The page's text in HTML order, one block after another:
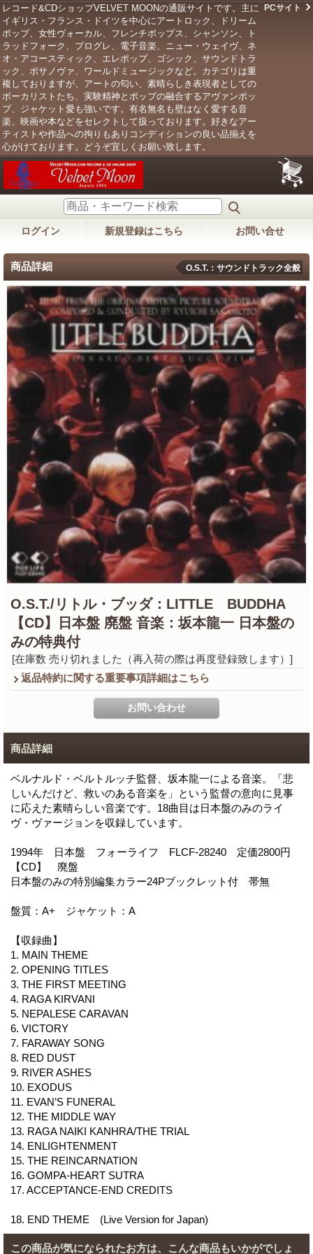
レコード&CDショップVELVET MOONの通販サイトです。主に
イギリス・フランス・ドイツを中心にアートロック、ドリーム
ポップ、女性ヴォーカル、フレンチポップス、シャンソン、ト
ラッドフォーク、プログレ、電子音楽、ニュー・ウェイヴ、ネ
オ・アコースティック、エレポップ、ゴシック、サウンドトラ
ック、ボサノヴァ、ワールドミュージックなど。カテゴリは重
複しておりますが、アートの匂い、素晴らしき表現者としての
ボーカリストたち、実験精神とポップの融合するアヴァンポッ
プ、ジャケット愛も強いです。有名無名も壁はなく愛する音
楽、映画や本などをセレクトして扱っております。好きなアー
ティストや作品への拘りもありコンディションの良い品揃えを
心がけております。どうぞ宜しくお願い致します。
PCサイト
ログイン 新規登録はこちら お問い合せ
商品詳細 O.S.T.：サウンドトラック全般
O.S.T./リトル・ブッダ：LITTLE BUDDHA
【CD】日本盤 廃盤 音楽：坂本龍一 日本盤の
みの特典付
[在庫数 売り切れました（再入荷の際は再度登録致します）]
返品特約に関する重要事項詳細はこちら
商品詳細
ベルナルド・ベルトルッチ監督、坂本龍一による音楽。「悲
しいんだけど、救いのある音楽を」という監督の意向に見事
に応えた素晴らしい音楽です。18曲目は日本盤のみのライ
ヴ・ヴァージョンを収録しています。
1994年 日本盤 フォーライフ FLCF-28240 定価2800円
【CD】 廃盤
日本盤のみの特別編集カラー24Pブックレット付 帯無
盤質：A+ ジャケット：A
【収録曲】
1. MAIN THEME
2. OPENING TITLES
3. THE FIRST MEETING
4. RAGA KIRVANI
5. NEPALESE CARAVAN
6. VICTORY
7. FARAWAY SONG
8. RED DUST
9. RIVER ASHES
10. EXODUS
11. EVAN’S FUNERAL
12. THE MIDDLE WAY
13. RAGA NAIKI KANHRA/THE TRIAL
14. ENLIGHTENMENT
15. THE REINCARNATION
16. GOMPA-HEART SUTRA
17. ACCEPTANCE-END CREDITS
18. END THEME (Live Version for Japan)
この商品が気になられたお方は、こんな商品もいかがでしょ